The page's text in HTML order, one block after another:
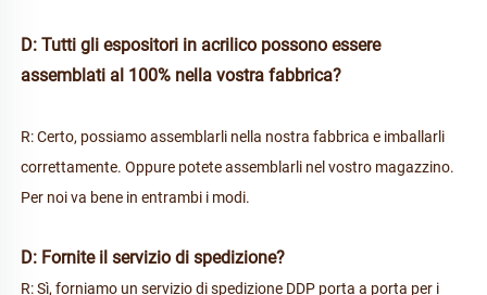
D: Tutti gli espositori in acrilico possono essere
assemblati al 100% nella vostra fabbrica?
R: Certo, possiamo assemblarli nella nostra fabbrica e imballarli
correttamente. Oppure potete assemblarli nel vostro magazzino.
Per noi va bene in entrambi i modi.
D: Fornite il servizio di spedizione?
R: Sì, forniamo un servizio di spedizione DDP porta a porta per i